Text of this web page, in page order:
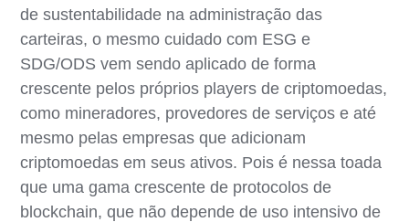
de sustentabilidade na administração das
carteiras, o mesmo cuidado com ESG e
SDG/ODS vem sendo aplicado de forma
crescente pelos próprios players de criptomoedas,
como mineradores, provedores de serviços e até
mesmo pelas empresas que adicionam
criptomoedas em seus ativos. Pois é nessa toada
que uma gama crescente de protocolos de
blockchain, que não depende de uso intensivo de